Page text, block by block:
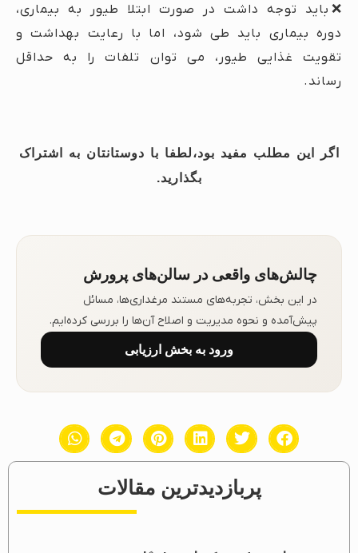
❌باید توجه داشت در صورت ابتلا طیور به بیماری،
دوره بیماری باید طی شود، اما با رعایت بهداشت و
تقویت غذایی طیور، می توان تلفات را به حداقل
رساند.
اگر این مطلب مفید بود،لطفا با دوستانتان به اشتراک
بگذارید.
چالش‌های واقعی در سالن‌های پرورش
در این بخش، تجربه‌های مستند مرغداری‌ها، مسائل
پیش‌آمده و نحوه مدیریت و اصلاح آن‌ها را بررسی کرده‌ایم.
ورود به بخش ارزیابی
پربازدیدترین مقالات